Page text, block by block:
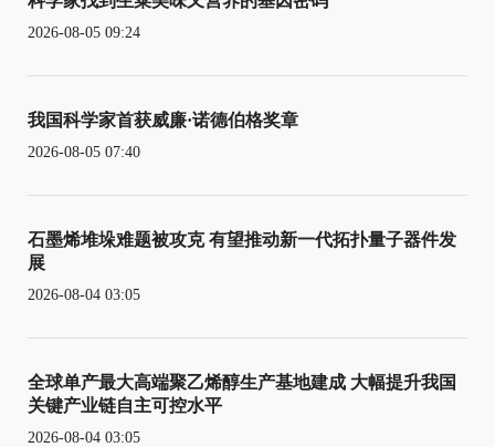
2026-08-05 09:24
我国科学家首获威廉·诺德伯格奖章
2026-08-05 07:40
石墨烯堆垛难题被攻克 有望推动新一代拓扑量子器件发
展
2026-08-04 03:05
全球单产最大高端聚乙烯醇生产基地建成 大幅提升我国
关键产业链自主可控水平
2026-08-04 03:05